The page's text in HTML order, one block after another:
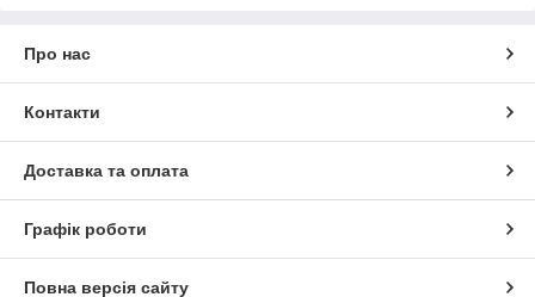
Про нас
Контакти
Доставка та оплата
Графік роботи
Повна версія сайту